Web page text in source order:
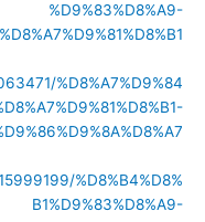
%D9%83%D8%A9-
%D8%A7%D9%84
%D8%B4%D8%
B1%D9%83%D8%A9-